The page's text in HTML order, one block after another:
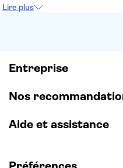
La Chapelle Sixtine
Opéra Garnier
Lire plus
Entreprise
Nos
Aide et assistance